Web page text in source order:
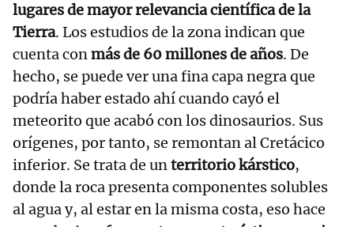
lugares de mayor relevancia científica de la
Tierra. Los estudios de la zona indican que
cuenta conmás de 60 millones de años. De
hecho, se puede ver una fina capa negra que
podría haber estado ahí cuando cayó el
meteorito que acabó con los dinosaurios. Sus
orígenes, por tanto, se remontan al Cretácico
inferior. Se trata de unterritorio kárstico,
donde la roca presenta componentes solubles
al agua y, al estar en la misma costa, eso hace